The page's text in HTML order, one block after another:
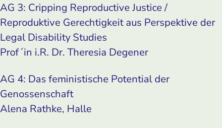
AG 3: Cripping Reproductive Justice /
Reproduktive Gerechtigkeit aus Perspektive der
Legal Disability Studies
Prof´in i.R. Dr. Theresia Degener
AG 4: Das feministische Potential der
Genossenschaft
Alena Rathke, Halle